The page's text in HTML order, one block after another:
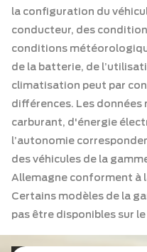
la configuration du
conducteur, des
conditions
de la batterie, de
climatisation peut par
différences. Les
carburant, d'énergie
l’autonomie
des véhicules de la
Allemagne conforment à
Certains modèles de la
pas être disponibles sur